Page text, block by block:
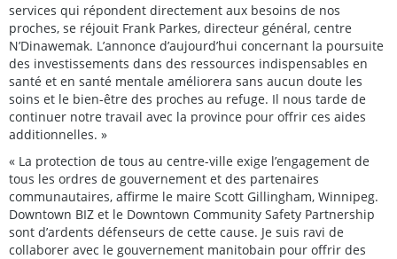
services qui répondent directement aux besoins de nos
proches, se réjouit Frank Parkes, directeur général, centre
N’Dinawemak. L’annonce d’aujourd’hui concernant la poursuite
des investissements dans des ressources indispensables en
santé et en santé mentale améliorera sans aucun doute les
soins et le bien-être des proches au refuge. Il nous tarde de
continuer notre travail avec la province pour offrir ces aides
additionnelles. »
« La protection de tous au centre-ville exige l’engagement de
tous les ordres de gouvernement et des partenaires
communautaires, affirme le maire Scott Gillingham, Winnipeg.
Downtown BIZ et le Downtown Community Safety Partnership
sont d’ardents défenseurs de cette cause. Je suis ravi de
collaborer avec le gouvernement manitobain pour offrir des